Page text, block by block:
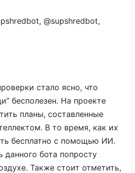
@supshredbot,
стало ясно, что
бесполезен. На проекте
планы, составленные
В то время, как их
бесплатно с помощью ИИ.
данного бота попросту
Также стоит отметить,